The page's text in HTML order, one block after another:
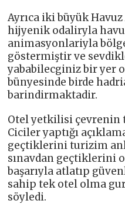
Ayrıca iki büyük
hijyenik odaliryla
animasyonlariyla
göstermiştir ve
yababilecginiz bir yer
bünyesinde birde
barindirmaktadir.
Otel yetkilisi çevrenin
Ciciler yaptığı
geçtiklerini turizim
sınavdan geçtiklerini
başarıyla atlatıp
sahip tek otel olma
söyledi.